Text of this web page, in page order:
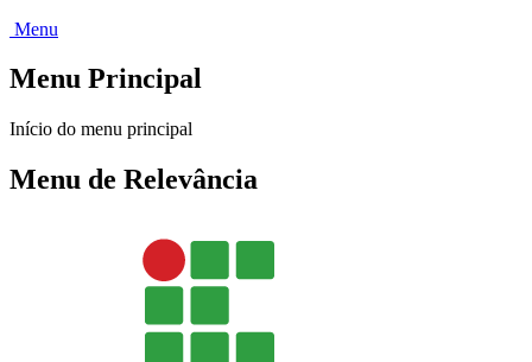
Menu
Menu Principal
Início do menu principal
Menu de Relevância